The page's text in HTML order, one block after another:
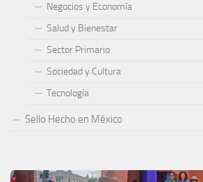
Negocios y Economía
Salud y Bienestar
Sector Primario
Sociedad y Cultura
Tecnología
Sello Hecho en México